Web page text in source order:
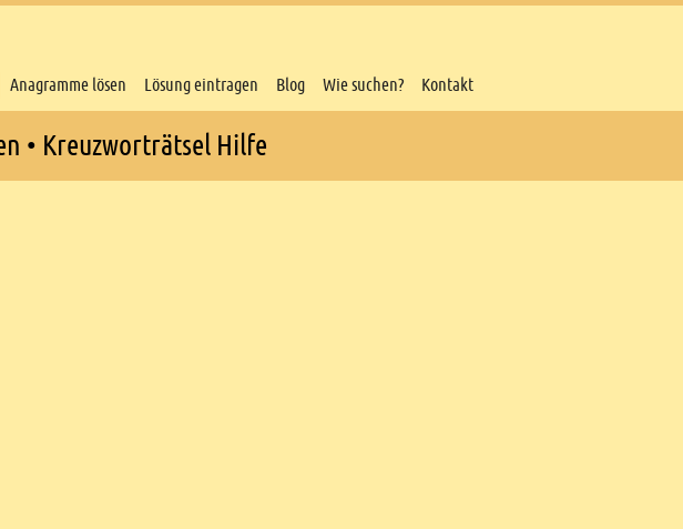
Anagramme lösen Lösung eintragen Blog Wie suchen? Kontakt
• Kreuzworträtsel Hilfe